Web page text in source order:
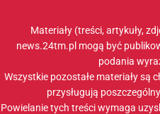
Materiały (treści, artykuły,
news.24tm.pl mogą być
podania
Wszystkie pozostałe materiały są
przysługują
Powielanie tych treści wymaga